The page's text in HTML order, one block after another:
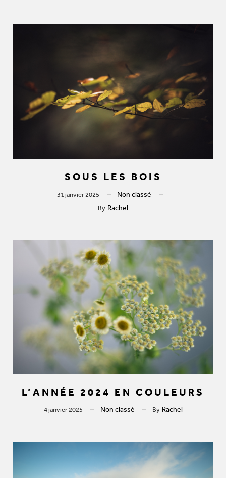
SOUS LES BOIS
31 janvier 2025 Non classé
By Rachel
L’ANNÉE 2024 EN COULEURS
4 janvier 2025 Non classé By Rachel